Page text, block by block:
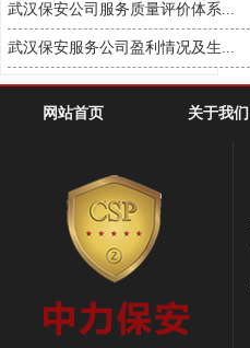
武汉保安公司服务质量评价体系...
武汉保安服务公司盈利情况及生...
网站首页 关于我们